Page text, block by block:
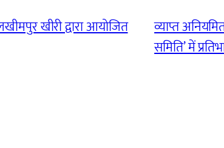
खीरी द्वारा आयोजित
व्याप्त
समिति’ में